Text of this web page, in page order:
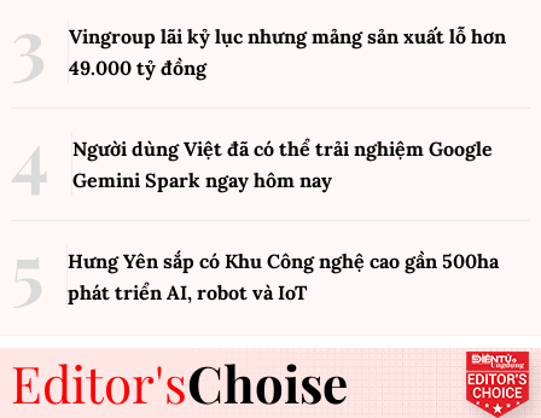
Vingroup lãi kỷ lục nhưng mảng sản xuất lỗ hơn
49.000 tỷ đồng
Người dùng Việt đã có thể trải nghiệm Google
Gemini Spark ngay hôm nay
Hưng Yên sắp có Khu Công nghệ cao gần 500ha
phát triển AI, robot và IoT
Editor'sChoise